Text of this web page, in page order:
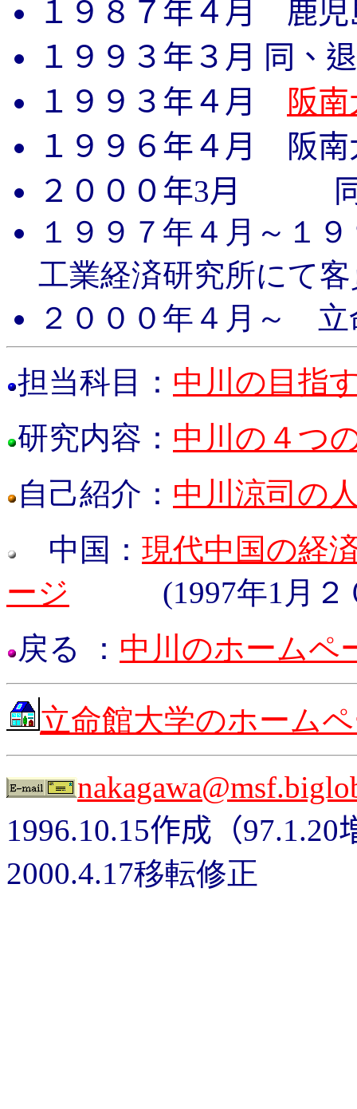
１９８７年４月 鹿児
１９９３年３月
同、
１９９３年４月
阪
１９９６年４月 阪南
２０００年3月 同
１９９７年４月～１
工業経済研究所にて
２０００年４月～ 立
担当科目： 中川の目指
研究内容： 中川の４つ
自己紹介： 中川涼司の
中国： 現代中国の経
ージ
(1997年1月
戻る
： 中川のホームペ
立命館大学のホーム
1996.10.15作成（97.1.20
2000.4.17移転修正